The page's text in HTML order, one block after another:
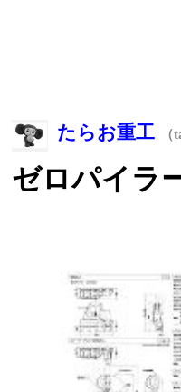
たらお重工
ゼロパイラ